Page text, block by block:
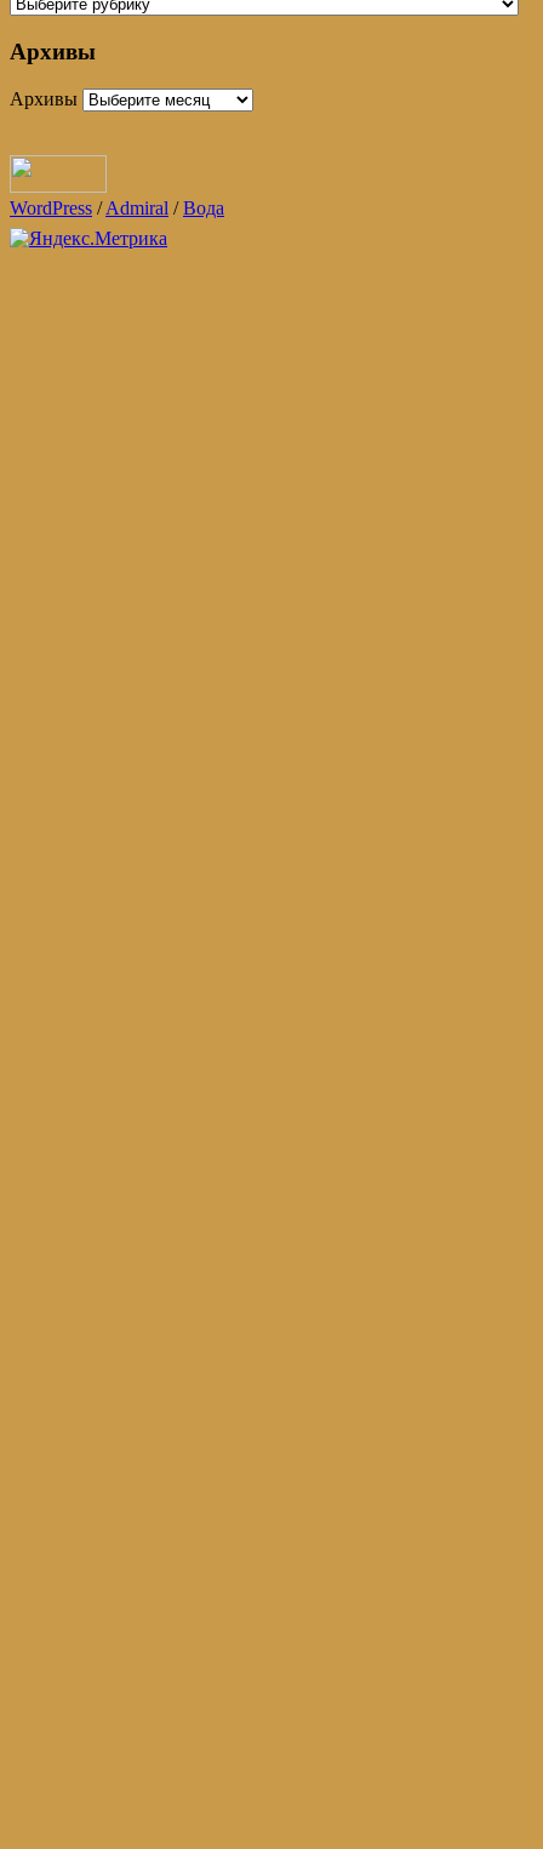
Архивы
Архивы
WordPress /Admiral /Вода